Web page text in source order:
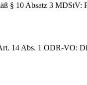
§ 10 Absatz 3 MDStV:
14 Abs. 1 ODR-VO: